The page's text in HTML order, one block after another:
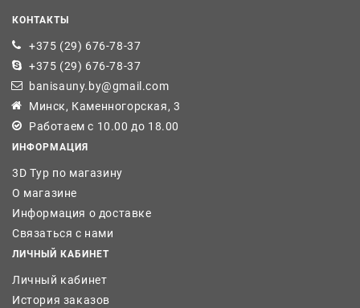
КОНТАКТЫ
+375 (29) 676-78-37
+375 (29) 676-78-37
banisauny.by@gmail.com
Минск, Каменногорская, 3
Работаем с 10.00 до 18.00
ИНФОРМАЦИЯ
3D Тур по магазину
О магазине
Информация о доставке
Связаться с нами
ЛИЧНЫЙ КАБИНЕТ
Личный кабинет
История заказов